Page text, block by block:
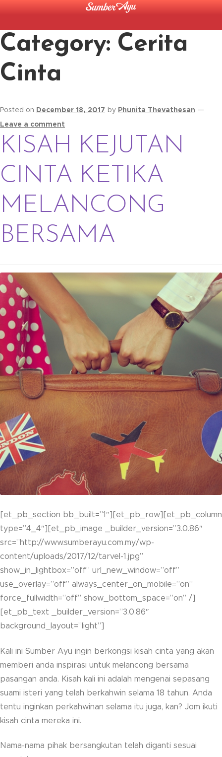
Category: Cerita
Cinta
Posted on December 18, 2017 by Phunita Thevathesan —
Leave a comment
KISAH KEJUTAN
CINTA KETIKA
MELANCONG
BERSAMA
[et_pb_section bb_built=”1″][et_pb_row][et_pb_column
type=”4_4″][et_pb_image _builder_version=”3.0.86″
src=”http://www.sumberayu.com.my/wp-
content/uploads/2017/12/tarvel-1.jpg”
show_in_lightbox=”off” url_new_window=”off”
use_overlay=”off” always_center_on_mobile=”on”
force_fullwidth=”off” show_bottom_space=”on” /]
[et_pb_text _builder_version=”3.0.86″
background_layout=”light”]
Kali ini Sumber Ayu ingin berkongsi kisah cinta yang akan
memberi anda inspirasi untuk melancong bersama
pasangan anda. Kisah kali ini adalah mengenai sepasang
suami isteri yang telah berkahwin selama 18 tahun. Anda
tentu inginkan perkahwinan selama itu juga, kan? Jom ikuti
kisah cinta mereka ini.
Nama-nama pihak bersangkutan telah diganti sesuai